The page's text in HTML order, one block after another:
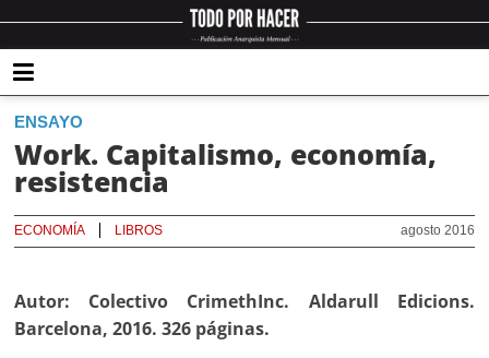
ENSAYO
Work. Capitalismo, economía,
resistencia
agosto 2016
ECONOMÍA LIBROS
Autor: Colectivo CrimethInc. Aldarull Edicions.
Barcelona, 2016. 326 páginas.